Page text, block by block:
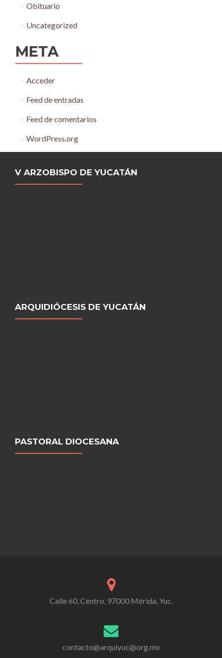
Obituario
Uncategorized
META
Acceder
Feed de entradas
Feed de comentarios
WordPress.org
V ARZOBISPO DE YUCATÁN
ARQUIDIÓCESIS DE YUCATÁN
PASTORAL DIOCESANA
Calle 60, Centro, 97000 Mérida, Yuc.
contacto@arquiyuc@org.mx